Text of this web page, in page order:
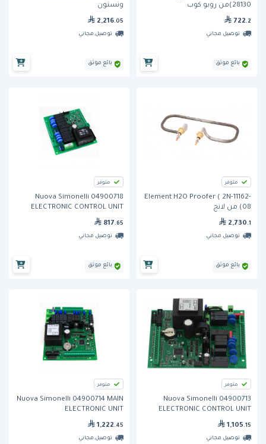
28130)من روبو كوب
722 .2
توصيل مجاني
بائع موثق
ونستون
2,216.05
توصيل مجاني
بائع موثق
متوفر
Element H2O Proofer ( 2N-11162-
08) من لانج
2,730 .1
توصيل مجاني
بائع موثق
متوفر
Nuova Simonelli 04900718
ELECTRONIC CONTROL UNIT
AURELIA
817 .65
توصيل مجاني
بائع موثق
متوفر
Nuova Simonelli 04900713
ELECTRONIC CONTROL UNIT
1,105 .15
توصيل مجاني
متوفر
Nuova Simonelli 04900714 MAIN
ELECTRONIC UNIT
1,222 .45
توصيل مجاني